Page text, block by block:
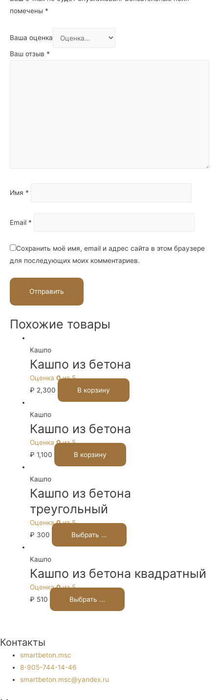
помечены *
Ваша оценка
Ваш отзыв *
Имя *
Email *
Сохранить моё имя, email и адрес сайта в этом браузере
для последующих моих комментариев.
Похожие товары
Кашпо
Кашпо из бетона
Оценка0из 5
₽ 2,300 В корзину
Кашпо
Кашпо из бетона
Оценка0из 5
₽ 1,100 В корзину
Кашпо
Кашпо из бетона
треугольный
Оценка0из 5
₽ 300 Выбрать ...
Кашпо
Кашпо из бетона квадратный
Оценка0из 5
₽ 510 Выбрать ...
Контакты
smartbeton.msc
8-905-744-14-46
smartbeton.msc@yandex.ru